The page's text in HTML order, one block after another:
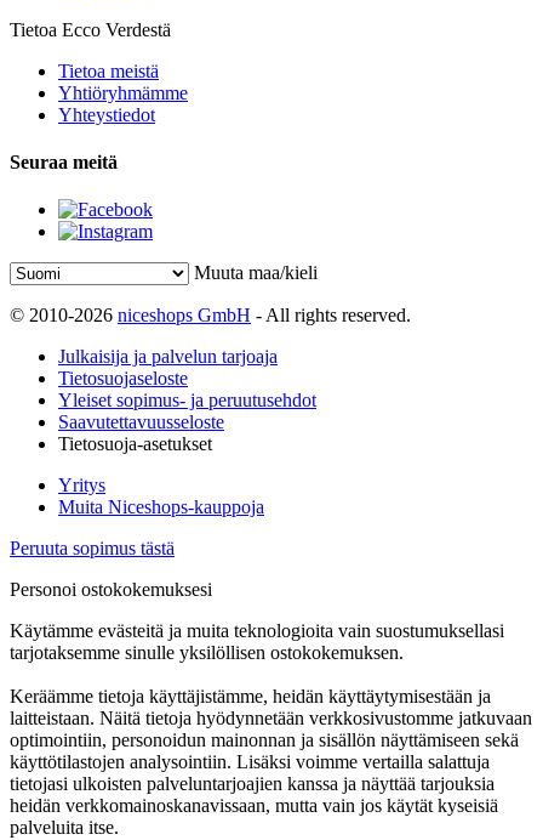
Tietoa Ecco Verdestä
Tietoa meistä
Yhtiöryhmämme
Yhteystiedot
Seuraa meitä
Muuta maa/kieli
© 2010-2026 niceshops GmbH - All rights reserved.
Julkaisija ja palvelun tarjoaja
Tietosuojaseloste
Yleiset sopimus- ja peruutusehdot
Saavutettavuusseloste
Tietosuoja-asetukset
Yritys
Muita Niceshops-kauppoja
Peruuta sopimus tästä
Personoi ostokokemuksesi
Käytämme evästeitä ja muita teknologioita vain suostumuksellasi
tarjotaksemme sinulle yksilöllisen ostokokemuksen.
Keräämme tietoja käyttäjistämme, heidän käyttäytymisestään ja
laitteistaan. Näitä tietoja hyödynnetään verkkosivustomme jatkuvaan
optimointiin, personoidun mainonnan ja sisällön näyttämiseen sekä
käyttötilastojen analysointiin. Lisäksi voimme vertailla salattuja
tietojasi ulkoisten palveluntarjoajien kanssa ja näyttää tarjouksia
heidän verkkomainoskanavissaan, mutta vain jos käytät kyseisiä
palveluita itse.